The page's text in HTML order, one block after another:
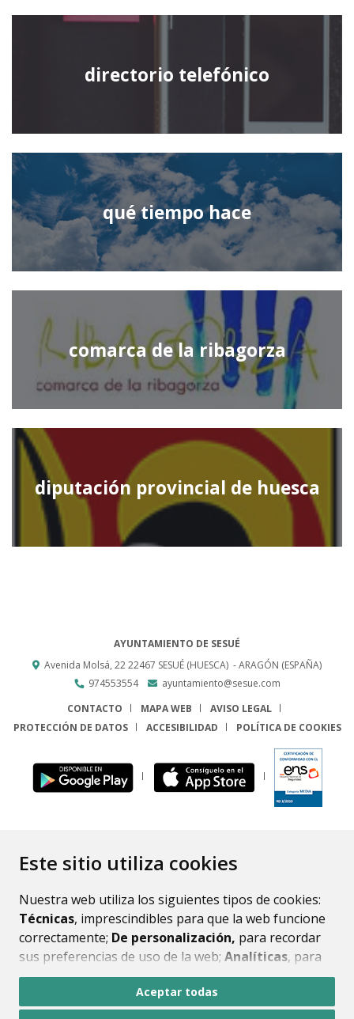
Este sitio utiliza cookies
Nuestra web utiliza los siguientes tipos de cookies:
Técnicas, imprescindibles para que la web funcione
correctamente; De personalización, para recordar
sus preferencias de uso de la web; Analíticas, para
mejorar el funcionamiento de la web y sus servicios.
Si acepta pulsando el botón“Aceptar todas”
Aceptar todas
directorio telefónico
qué tiempo hace
comarca de la ribagorza
diputación provincial de huesca
AYUNTAMIENTO DE SESUÉ
Avenida Molsá, 2222467 SESUÉ (HUESCA) - ARAGÓN (ESPAÑA)
974553554
ayuntamiento@sesue.com
CONTACTO
MAPA WEB
AVISO LEGAL
PROTECCIÓN DE DATOS
ACCESIBILIDAD POLÍTICA DE COOKIES